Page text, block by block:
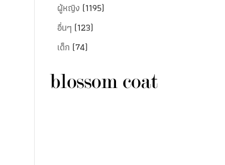
ผู้หญิง (1195)
อื่นๆ (123)
เด็ก (74)